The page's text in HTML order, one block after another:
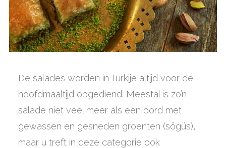
De salades worden in Turkije altijd voor de
hoofdmaaltijd opgediend. Meestal is zo’n
salade niet veel meer als een bord met
gewassen en gesneden groenten (sögüs),
maar u treft in deze categorie ook